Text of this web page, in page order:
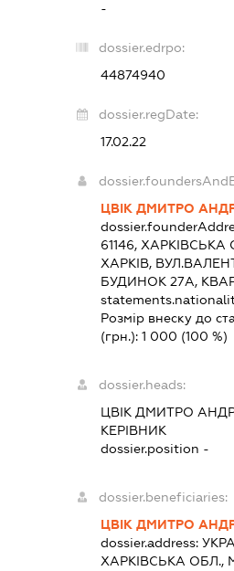
-
dossier.edrpo:
44874940
dossier.regDate:
17.02.22
ЦВІК ДМИТРО
61146, ХАРКІВСЬКА
ХАРКІВ,
БУДИНОК 27А,
Розмір внеску до
(грн.):1 000 (100 %)
dossier.heads:
ЦВІК ДМИТРО
КЕРІВНИК
dossier.position -
dossier.beneficiaries:
ЦВІК ДМИТРО
dossier.address:
ХАРКІВСЬКА ОБЛ.,